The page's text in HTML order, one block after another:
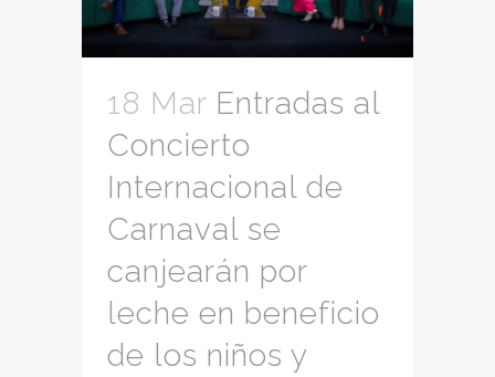
18 Mar Entradas al
Concierto
Internacional de
Carnaval se
canjearán por
leche en beneficio
de los niños y